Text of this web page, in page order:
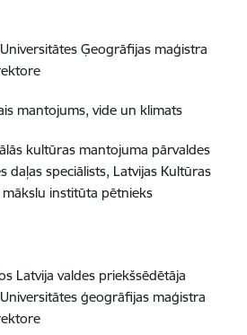
Ģeogrāfijas maģistra
mantojums, vide un klimats
kultūras mantojuma pārvaldes
daļas speciālists, Latvijas Kultūras
institūta pētnieks
Latvija valdes priekšsēdētāja
ģeogrāfijas maģistra